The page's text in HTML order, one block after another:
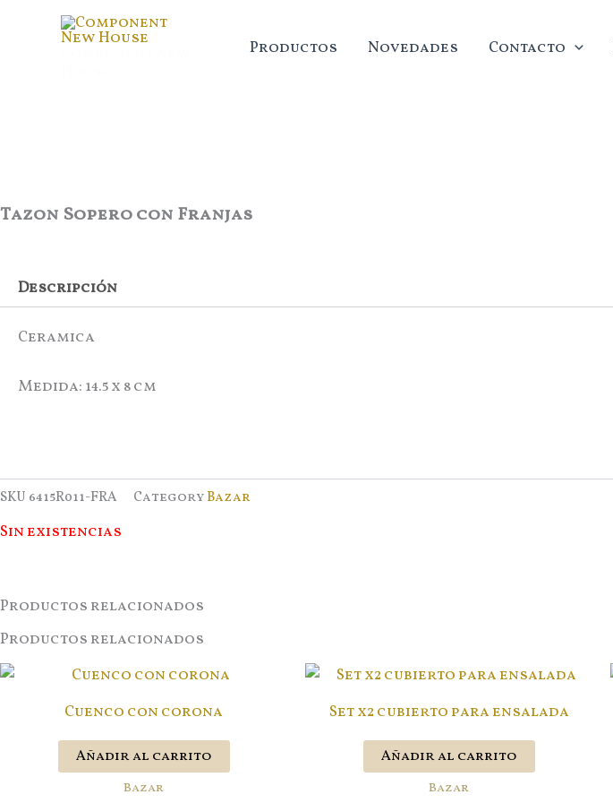
Productos Novedades Contacto
Tazon Sopero con Franjas
Descripción
Ceramica
Medida: 14.5 x 8 cm
SKU 6415R011-FRA CategoryBazar
Sin existencias
Productos relacionados
Productos relacionados
Cuenco con corona
Añadir al carrito
Bazar
Set x2 cubierto para ensalada
Añadir al carrito
Bazar